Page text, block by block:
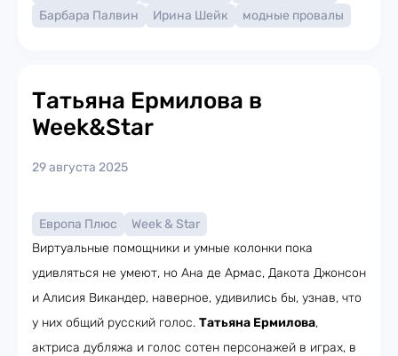
Барбара Палвин
Ирина Шейк модные провалы
Татьяна Ермилова в
Week&Star
29 августа 2025
Европа Плюс
Week & Star
Виртуальные помощники и умные колонки пока
удивляться не умеют, но Ана де Армас, Дакота Джонсон
и Алисия Викандер, наверное, удивились бы, узнав, что
у них общий русский голос. Татьяна Ермилова,
актриса дубляжа и голос сотен персонажей в играх, в